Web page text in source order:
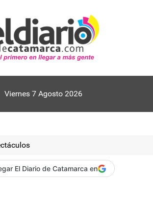
Viernes 7 Agosto 2026
El Diario de Catamarca en